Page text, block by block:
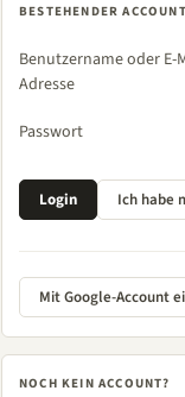
BESTEHENDER ACCOUNT
Benutzername oder E-
Adresse
Passwort
Mit Google-Account
NOCH KEIN ACCOUNT?